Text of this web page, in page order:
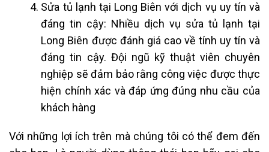
Sửa tủ lạnh tại Long Biên với dịch vụ uy tín và
đáng tin cậy: Nhiều dịch vụ sửa tủ lạnh tại
Long Biên được đánh giá cao về tính uy tín và
đáng tin cậy. Đội ngũ kỹ thuật viên chuyên
nghiệp sẽ đảm bảo rằng công việc được thực
hiện chính xác và đáp ứng đúng nhu cầu của
khách hàng
Với những lợi ích trên mà chúng tôi có thể đem đến